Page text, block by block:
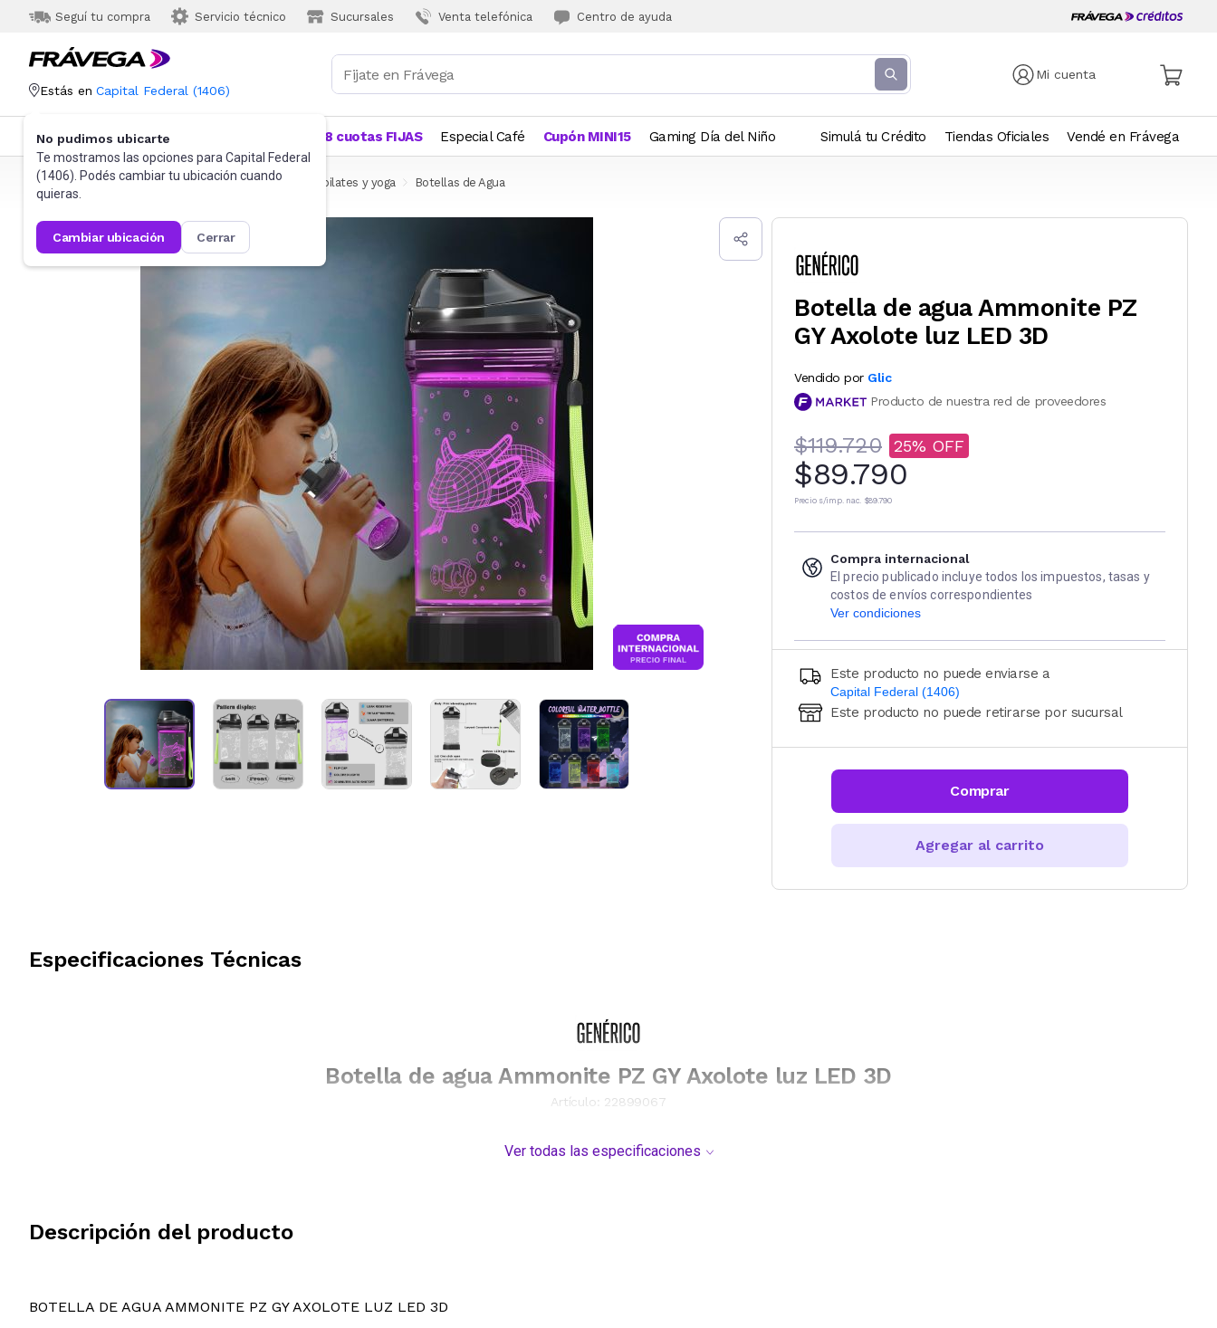
Seguí tu compra Servicio técnico Sucursales Venta telefónica Centro de ayuda
Mi cuenta
Estás en Capital Federal (1406)
No pudimos ubicarte
Te mostramos las opciones para Capital Federal
(1406). Podés cambiar tu ubicación cuando
quieras.
cambiar ubicación cerrar
Categorías Más Vendidos 18 cuotas FIJAS Especial Café Cupón MINI15 Gaming Día del Niño Simulá tu Crédito Tiendas Oficiales Vendé en Frávega
Frávega Deportes y fitness Fitness Funcional, pilates y yoga Botellas de Agua
Botella de agua Ammonite PZ
GY Axolote luz LED 3D
Vendido por Glic
Producto de nuestra red de proveedores
$119.720 25
$89.790
Precio s/imp. nac. $89.790
Compra internacional
El precio publicado incluye todos los impuestos, tasas y
costos de envíos correspondientes
Ver condiciones
Este producto no puede enviarse a
Capital Federal (1406)
Ingresá código postal (sólo números)
CALCULAR
Este producto no puede retirarse por sucursal
Comprar
Agregar al carrito
Especificaciones Técnicas
Botella de agua Ammonite PZ GY Axolote luz LED 3D
Artículo: 22899067
Ver todas las especificaciones
Descripción del producto
BOTELLA DE AGUA AMMONITE PZ GY AXOLOTE LUZ LED 3D